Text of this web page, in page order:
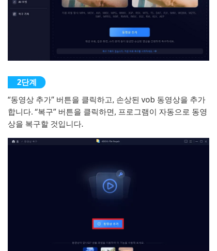
“동영상 추가” 버튼을 클릭하고, 손상된 vob 동영상을 추가
합니다. “복구” 버튼을 클릭하면, 프로그램이 자동으로 동영
상을 복구할 것입니다.